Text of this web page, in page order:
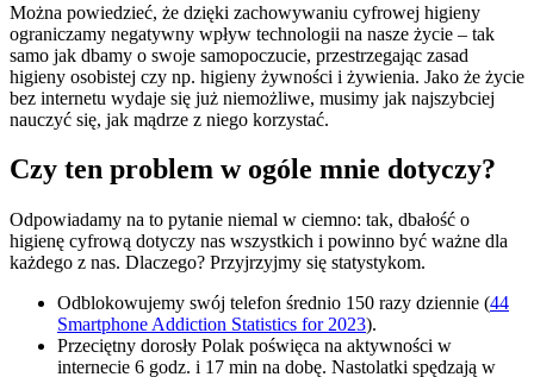
Można powiedzieć, że dzięki zachowywaniu cyfrowej higieny
ograniczamy negatywny wpływ technologii na nasze życie – tak
samo jak dbamy o swoje samopoczucie, przestrzegając zasad
higieny osobistej czy np. higieny żywności i żywienia. Jako że życie
bez internetu wydaje się już niemożliwe, musimy jak najszybciej
nauczyć się, jak mądrze z niego korzystać.
Czy ten problem w ogóle mnie dotyczy?
Odpowiadamy na to pytanie niemal w ciemno: tak, dbałość o
higienę cyfrową dotyczy nas wszystkich i powinno być ważne dla
każdego z nas. Dlaczego? Przyjrzyjmy się statystykom.
Odblokowujemy swój telefon średnio 150 razy dziennie (44
Smartphone Addiction Statistics for 2023).
Przeciętny dorosły Polak poświęca na aktywności w
internecie 6 godz. i 17 min na dobę. Nastolatki spędzają w